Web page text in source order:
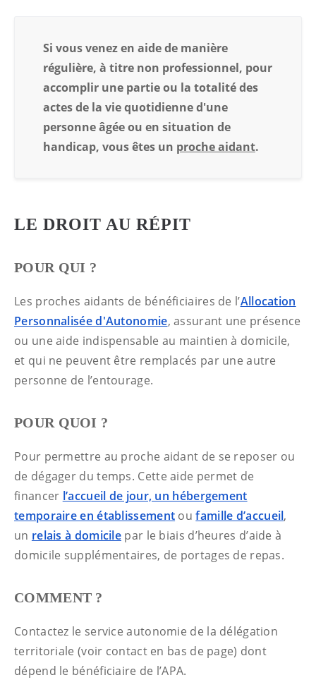
Si vous venez en aide de manière
régulière, à titre non professionnel, pour
accomplir une partie ou la totalité des
actes de la vie quotidienne d'une
personne âgée ou en situation de
handicap, vous êtes un proche aidant.
LE DROIT AU RÉPIT
POUR QUI ?
Les proches aidants de bénéficiaires de l’Allocation
Personnalisée d'Autonomie, assurant une présence
ou une aide indispensable au maintien à domicile,
et qui ne peuvent être remplacés par une autre
personne de l’entourage.
POUR QUOI ?
Pour permettre au proche aidant de se reposer ou
de dégager du temps. Cette aide permet de
financer l’accueil de jour, un hébergement
temporaire en établissement oufamille d’accueil,
un relais à domicile par le biais d’heures d’aide à
domicile supplémentaires, de portages de repas.
COMMENT ?
Contactez le service autonomie de la délégation
territoriale (voir contact en bas de page) dont
dépend le bénéficiaire de l’APA.